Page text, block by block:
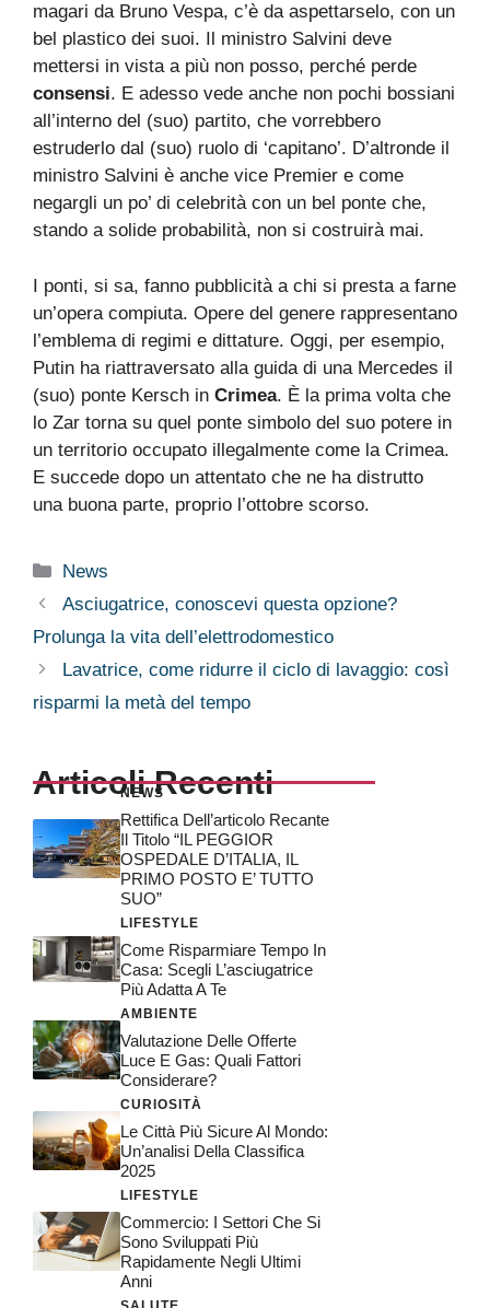
magari da Bruno Vespa, c’è da aspettarselo, con un
bel plastico dei suoi. Il ministro Salvini deve
mettersi in vista a più non posso, perché perde
consensi. E adesso vede anche non pochi bossiani
all’interno del (suo) partito, che vorrebbero
estruderlo dal (suo) ruolo di ‘capitano’. D’altronde il
ministro Salvini è anche vice Premier e come
negargli un po’ di celebrità con un bel ponte che,
stando a solide probabilità, non si costruirà mai.
I ponti, si sa, fanno pubblicità a chi si presta a farne
un’opera compiuta. Opere del genere rappresentano
l’emblema di regimi e dittature. Oggi, per esempio,
Putin ha riattraversato alla guida di una Mercedes il
(suo) ponte Kersch in Crimea. È la prima volta che
lo Zar torna su quel ponte simbolo del suo potere in
un territorio occupato illegalmente come la Crimea.
E succede dopo un attentato che ne ha distrutto
una buona parte, proprio l’ottobre scorso.
Categorie
News
Asciugatrice, conoscevi questa opzione?
Prolunga la vita dell’elettrodomestico
Lavatrice, come ridurre il ciclo di lavaggio: così
risparmi la metà del tempo
Articoli Recenti
NEWS
Rettifica Dell’articolo Recante
Il Titolo “IL PEGGIOR
OSPEDALE D’ITALIA, IL
PRIMO POSTO E’ TUTTO
SUO”
LIFESTYLE
Come Risparmiare Tempo In
Casa: Scegli L’asciugatrice
Più Adatta A Te
AMBIENTE
Valutazione Delle Offerte
Luce E Gas: Quali Fattori
Considerare?
CURIOSITÀ
Le Città Più Sicure Al Mondo:
Un’analisi Della Classifica
2025
LIFESTYLE
Commercio: I Settori Che Si
Sono Sviluppati Più
Rapidamente Negli Ultimi
Anni